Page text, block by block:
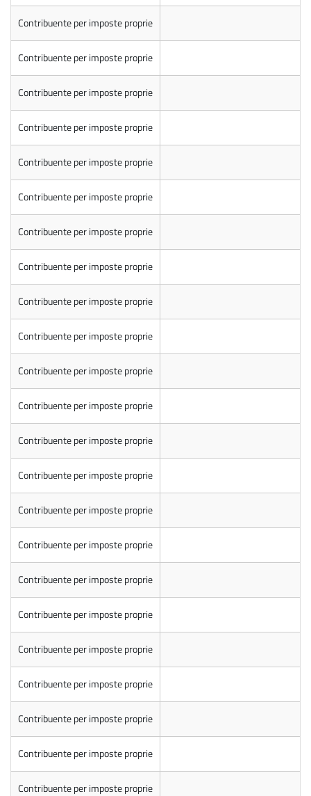
Contribuente per imposte proprie
Contribuente per imposte proprie
Contribuente per imposte proprie
Contribuente per imposte proprie
Contribuente per imposte proprie
Contribuente per imposte proprie
Contribuente per imposte proprie
Contribuente per imposte proprie
Contribuente per imposte proprie
Contribuente per imposte proprie
Contribuente per imposte proprie
Contribuente per imposte proprie
Contribuente per imposte proprie
Contribuente per imposte proprie
Contribuente per imposte proprie
Contribuente per imposte proprie
Contribuente per imposte proprie
Contribuente per imposte proprie
Contribuente per imposte proprie
Contribuente per imposte proprie
Contribuente per imposte proprie
Contribuente per imposte proprie
Contribuente per imposte proprie